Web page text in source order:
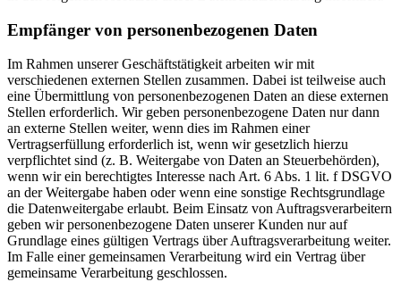
Empfänger von personenbezogenen Daten
Im Rahmen unserer Geschäftstätigkeit arbeiten wir mit
verschiedenen externen Stellen zusammen. Dabei ist teilweise auch
eine Übermittlung von personenbezogenen Daten an diese externen
Stellen erforderlich. Wir geben personenbezogene Daten nur dann
an externe Stellen weiter, wenn dies im Rahmen einer
Vertragserfüllung erforderlich ist, wenn wir gesetzlich hierzu
verpflichtet sind (z. B. Weitergabe von Daten an Steuerbehörden),
wenn wir ein berechtigtes Interesse nach Art. 6 Abs. 1 lit. f DSGVO
an der Weitergabe haben oder wenn eine sonstige Rechtsgrundlage
die Datenweitergabe erlaubt. Beim Einsatz von Auftragsverarbeitern
geben wir personenbezogene Daten unserer Kunden nur auf
Grundlage eines gültigen Vertrags über Auftragsverarbeitung weiter.
Im Falle einer gemeinsamen Verarbeitung wird ein Vertrag über
gemeinsame Verarbeitung geschlossen.